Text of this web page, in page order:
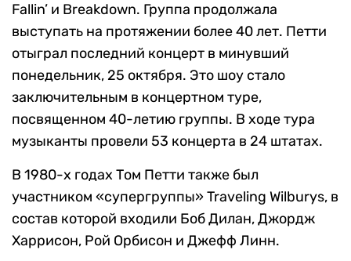
Fallin’ и Breakdown. Группа продолжала
выступать на протяжении более 40 лет. Петти
отыграл последний концерт в минувший
понедельник, 25 октября. Это шоу стало
заключительным в концертном туре,
посвященном 40-летию группы. В ходе тура
музыканты провели 53 концерта в 24 штатах.
В 1980-х годах Том Петти также был
участником «супергруппы» Traveling Wilburys, в
состав которой входили Боб Дилан, Джордж
Харрисон, Рой Орбисон и Джефф Линн.